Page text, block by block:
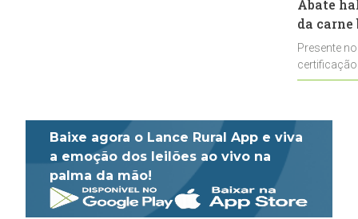
Abate
da
Presente
Baixe agora o Lance Rural App e viva
a emoção dos leilões ao vivo na
palma da mão!